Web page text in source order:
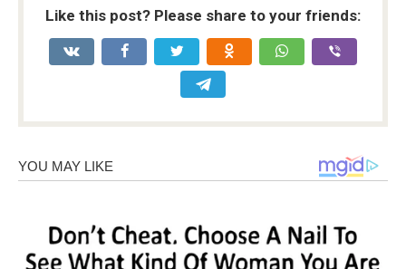
Like this post? Please share to your friends: